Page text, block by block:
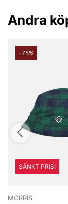
Andra
-75%
SÄNKT PRIS!
MORRIS